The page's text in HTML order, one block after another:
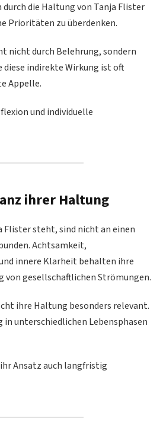
durch die Haltung von Tanja Flister
Prioritäten zu überdenken.
nicht durch Belehrung, sondern
diese indirekte Wirkung ist oft
Appelle.
und individuelle
ihrer Haltung
Flister steht, sind nicht an einen
Achtsamkeit,
innere Klarheit behalten ihre
von gesellschaftlichen Strömungen.
ihre Haltung besonders relevant.
unterschiedlichen Lebensphasen
Ansatz auch langfristig